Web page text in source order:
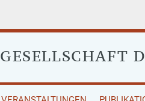
GESELLSCHAFT